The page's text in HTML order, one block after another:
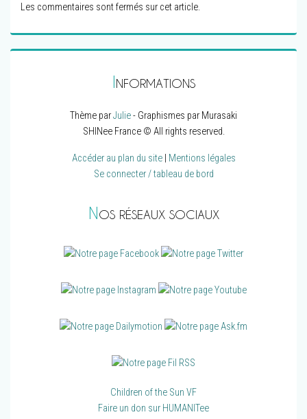
Les commentaires sont fermés sur cet article.
NFORMATIONS
Thème parJulie- Graphismes par Murasaki
SHINee France © All rights reserved.
Accéder au plan du site| Mentions légales
Se connecter / tableau de bord
N OS RÉSEAUX SOCIAUX
Children of the Sun VF
Faire un don sur HUMANITee